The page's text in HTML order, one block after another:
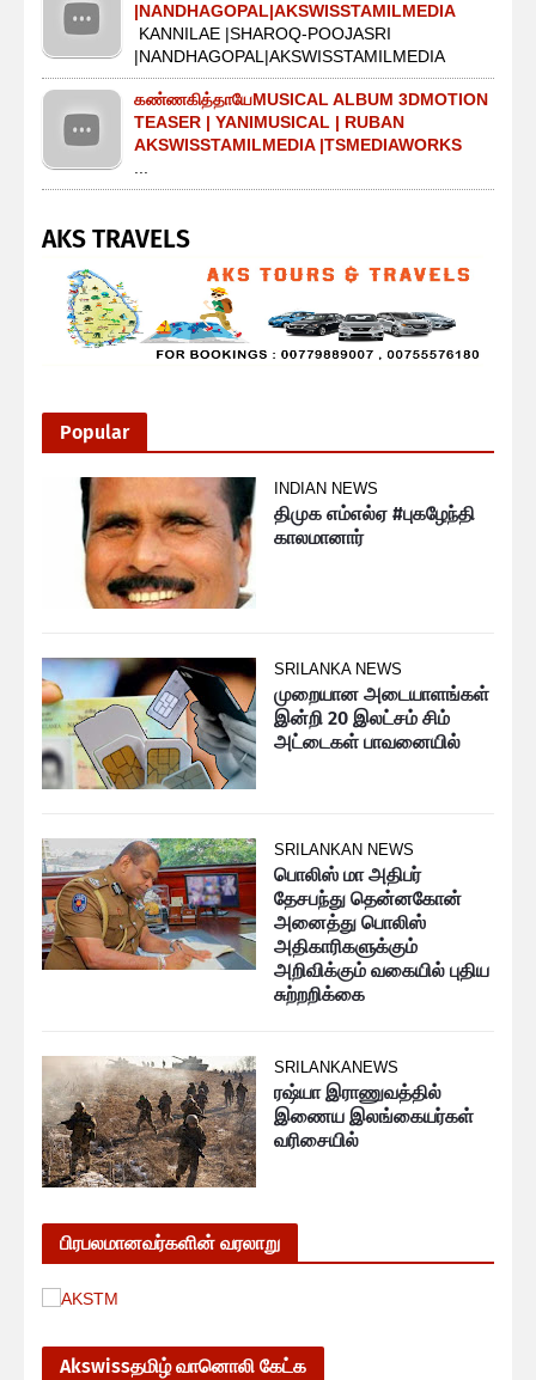
|NANDHAGOPAL|AKSWISSTAMILMEDIA
KANNILAE |SHAROQ-POOJASRI
|NANDHAGOPAL|AKSWISSTAMILMEDIA
கண்ணகித்தாயேMUSICAL ALBUM 3DMOTION
TEASER | YANIMUSICAL | RUBAN
AKSWISSTAMILMEDIA |TSMEDIAWORKS
...
AKS TRAVELS
Popular
INDIAN NEWS
திமுக எம்எல்ஏ #புகழேந்தி
காலமானார்
SRILANKA NEWS
முறையான அடையாளங்கள்
இன்றி 20 இலட்சம் சிம்
அட்டைகள் பாவனையில்
SRILANKAN NEWS
பொலிஸ் மா அதிபர்
தேசபந்து தென்னகோன்
அனைத்து பொலிஸ்
அதிகாரிகளுக்கும்
அறிவிக்கும் வகையில் புதிய
சுற்றறிக்கை
SRILANKANEWS
ரஷ்யா இராணுவத்தில்
இணைய இலங்கையர்கள்
வரிசையில்
பிரபலமானவர்களின் வரலாறு
Akswissதமிழ் வானொலி கேட்க